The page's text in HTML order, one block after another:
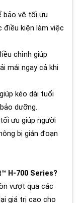
bảo vệ tối ưu
điều kiện làm việc
chỉnh giúp
mái ngay cả khi
kéo dài tuổi
dưỡng.
ưu giúp người
bị gián đoạn
H-700 Series?
vượt qua các
giá trị cao cho